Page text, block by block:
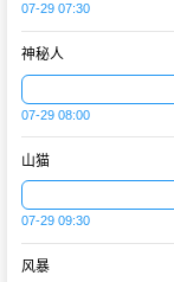
07-29 07:30
神秘人
07-29 08:00
山猫
07-29 09:30
风暴